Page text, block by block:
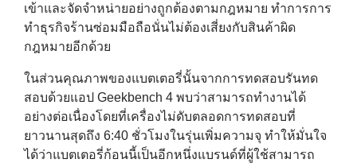
เข้าและจัดจำหน่ายอย่างถูกต้องตามกฎหมาย ทำการการ
ทำธุรกิจร้านซ่อมมือถือนั่นไม่ต้องเสี่ยงกับสินค้าผิด
กฎหมายอีกด้วย
ในส่วนคุณภาพของแบตเตอรี่นั้นจากการทดสอบรันทด
สอบด้วยแอป Geekbench 4 พบว่าสามารถทำงานได้
อย่างต่อเนื่องโดยที่เครื่องไม่ดับตลอดการทดสอบที่
ยาวนานสุดถึง 6:40 ชั่วโมงในรุ่นเพิ่มความจุ ทำให้มั่นใจ
ได้ว่าแบตเตอรี่ก้อนนี้เป็นอีกหนึ่งแบรนด์ที่ผู้ใช้สามารถ